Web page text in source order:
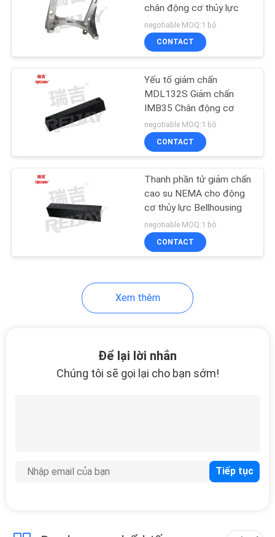
TRANG
WEB
PRIVACY
POLICY
danh mục
Động cơ điện
Bellhousing
Bơm thủy lực
chân động cơ thủy lực
negotiable MOQ:1 bộ
CONTACT
Yếu tố giảm chấn
MDL132S Giảm chấn
IMB35 Chân động cơ
negotiable MOQ:1 bộ
CONTACT
Thanh phần tử giảm chấn
cao su NEMA cho động
cơ thủy lực Bellhousing
negotiable MOQ:1 bộ
CONTACT
Xem thêm
Để lại lời nhắn
Chúng tôi sẽ gọi lại cho bạn sớm!